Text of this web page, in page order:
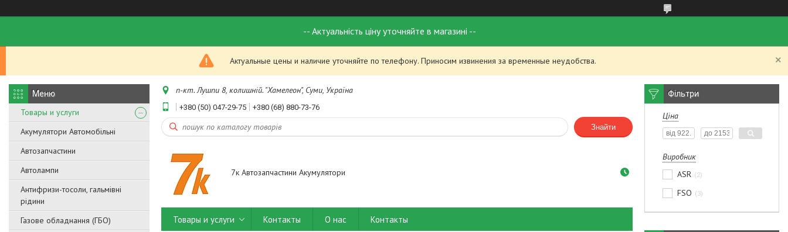
-- Актуальність ціну уточняйте в магазині --
Актуальные цены и наличие уточняйте по телефону. Приносим извинения за временные неудобства.
Товары и услуги
Акумулятори Автомобільні
Автозапчастини
Автолампи
Антифризи-тосоли, гальмівні
рідини
Газове обладнання (ГБО)
п-кт. Лушпи 8, колишній. "Хамелеон", Суми, Україна
+380 (50) 047-29-75 +380 (68) 880-73-76
Знайти
7к Автозапчастини Акумулятори
Товары и услуги Контакты О нас Контакты
Фільтри
Ціна
Виробник
ASR
2
FSO 3